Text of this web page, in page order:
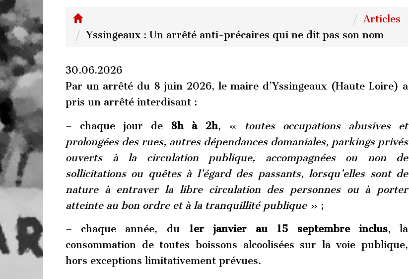
Articles
Yssingeaux : Un arrêté anti-précaires qui ne dit pas son nom
30.06.2026
Par un arrêté du 8 juin 2026, le maire d’Yssingeaux (Haute Loire) a
pris un arrêté interdisant :
– chaque jour de 8h à 2h, « toutes occupations abusives et
prolongées des rues, autres dépendances domaniales, parkings privés
ouverts à la circulation publique, accompagnées ou non de
sollicitations ou quêtes à l’égard des passants, lorsqu’elles sont de
nature à entraver la libre circulation des personnes ou à porter
atteinte au bon ordre et à la tranquillité publique » ;
– chaque année, du 1er janvier au 15 septembre inclus, la
consommation de toutes boissons alcoolisées sur la voie publique,
hors exceptions limitativement prévues.